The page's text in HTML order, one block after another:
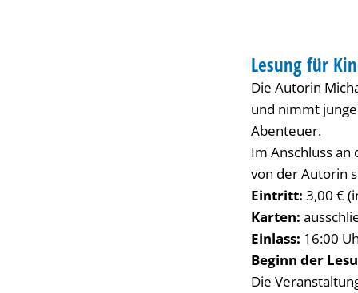
KATEGORIE:
Lesung für
Die Autorin
und nimmt
Abenteuer.
Im Anschluss
von der Autorin
Eintritt: 3,00 €
Karten:
Einlass: 16:00
Beginn der
Die